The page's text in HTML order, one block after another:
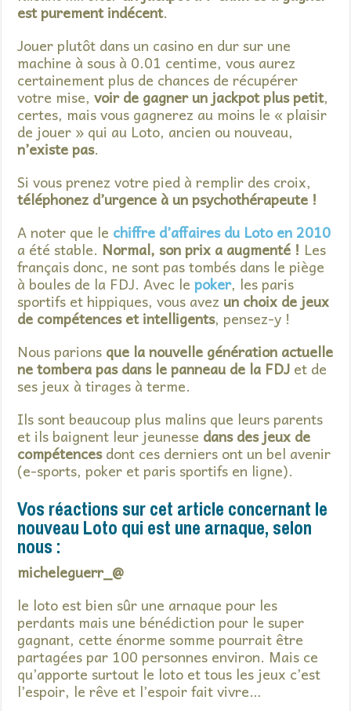
est purement indécent.
Jouer plutôt dans un casino en dur sur une
machine à sous à 0.01 centime, vous aurez
certainement plus de chances de récupérer
votre mise,voir de gagner un jackpot plus petit,
certes, mais vous gagnerez au moins le « plaisir
de jouer » qui au Loto, ancien ou nouveau,
n’existe pas.
Si vous prenez votre pied à remplir des croix,
téléphonez d’urgence à un psychothérapeute !
A noter que le chiffre d’affaires du Loto en 2010
a été stable. Normal, son prix a augmenté ! Les
français donc, ne sont pas tombés dans le piège
à boules de la FDJ. Avec lepoker, les paris
sportifs et hippiques, vous avez un choix de jeux
de compétences et intelligents, pensez-y !
Nous parions que la nouvelle génération actuelle
ne tombera pas dans le panneau de la FDJ et de
ses jeux à tirages à terme.
Ils sont beaucoup plus malins que leurs parents
et ils baignent leur jeunesse dans des jeux de
compétencesdont ces derniers ont un bel avenir
(e-sports, poker et paris sportifs en ligne).
Vos réactions sur cet article concernant le
nouveau Loto qui est une arnaque, selon
nous :
micheleguerr_@
le loto est bien sûr une arnaque pour les
perdants mais une bénédiction pour le super
gagnant, cette énorme somme pourrait être
partagées par 100 personnes environ. Mais ce
qu’apporte surtout le loto et tous les jeux c’est
l’espoir, le rêve et l’espoir fait vivre…